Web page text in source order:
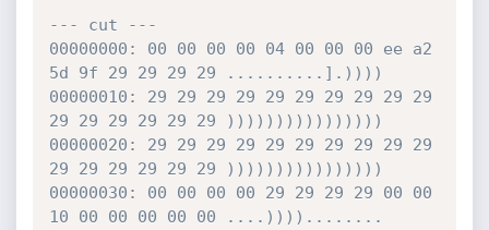
--- cut ---
00000000: 00 00 00 00 04 00 00 00 ee a2
5d 9f 29 29 29 29 ..........].))))
00000010: 29 29 29 29 29 29 29 29 29 29
29 29 29 29 29 29 ))))))))))))))))
00000020: 29 29 29 29 29 29 29 29 29 29
29 29 29 29 29 29 ))))))))))))))))
00000030: 00 00 00 00 29 29 29 29 00 00
10 00 00 00 00 00 ....))))........